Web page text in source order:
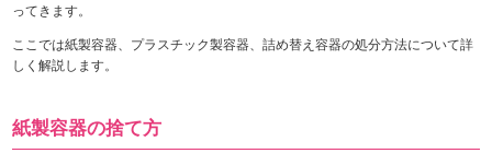
ってきます。
ここでは紙製容器、プラスチック製容器、詰め替え容器の処分方法について詳
しく解説します。
紙製容器の捨て方